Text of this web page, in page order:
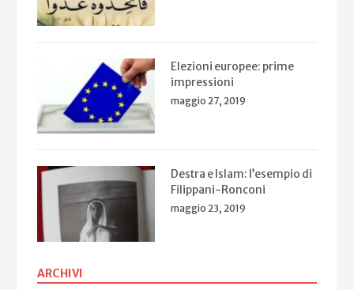
Elezioni europee: prime
impressioni
maggio 27, 2019
Destra e Islam: l’esempio di
Filippani-Ronconi
maggio 23, 2019
ARCHIVI